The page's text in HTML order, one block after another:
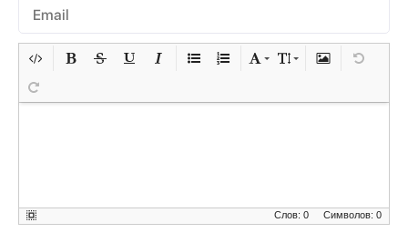
Символов: 0
Слов: 0